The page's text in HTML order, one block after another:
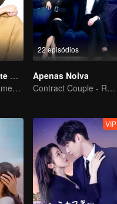
Minha Assistente Atrevida
Em um relacionamento com um ídolo
22 episódios
Apenas Noiva
Contract Couple - Relacionamento falso e amor verdadeiro
VIP